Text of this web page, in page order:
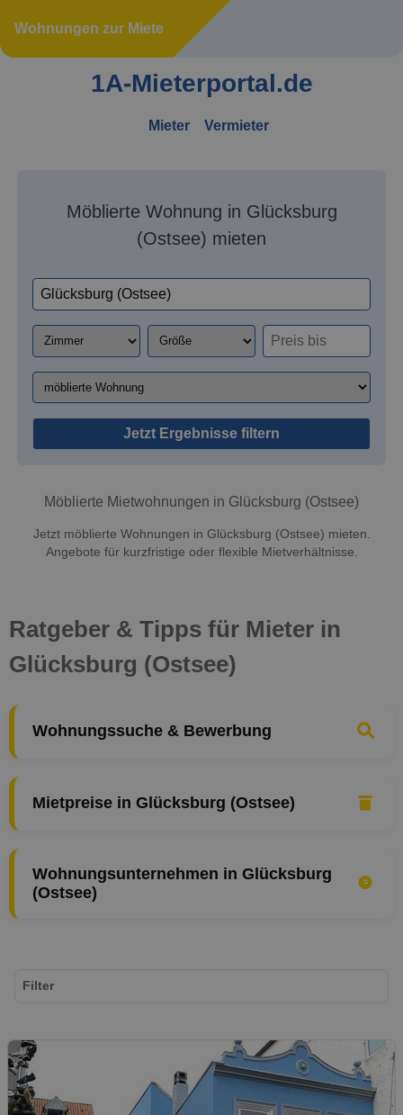
Wohnungen zur Miete
1A-Mieterportal.de
Mieter Vermieter
Möblierte Wohnung in Glücksburg
(Ostsee) mieten
Jetzt Ergebnisse filtern
Möblierte Mietwohnungen in Glücksburg (Ostsee)
Jetzt möblierte Wohnungen in Glücksburg (Ostsee) mieten.
Angebote für kurzfristige oder flexible Mietverhältnisse.
Ratgeber & Tipps für Mieter in
Glücksburg (Ostsee)
Wohnungssuche & Bewerbung
Mietpreise in Glücksburg (Ostsee)
Wohnungsunternehmen in Glücksburg
(Ostsee)
Filter